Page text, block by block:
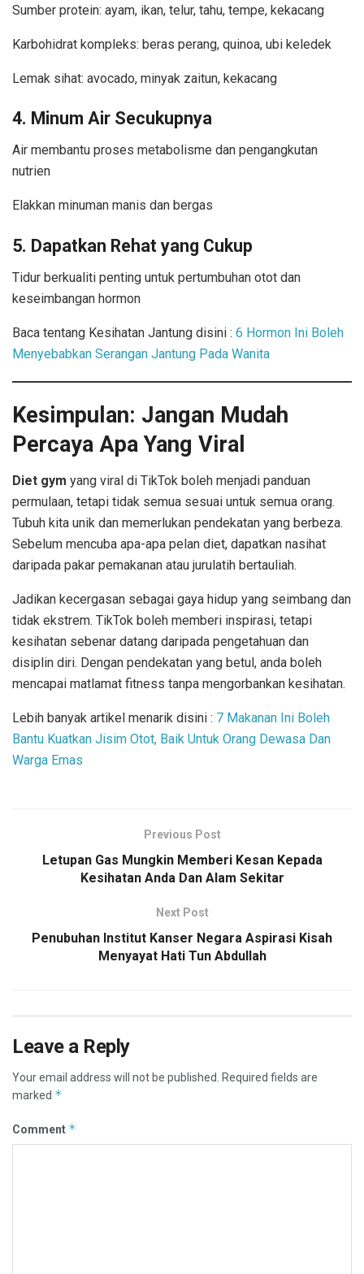
Sumber protein: ayam, ikan, telur, tahu, tempe, kekacang
Karbohidrat kompleks: beras perang, quinoa, ubi keledek
Lemak sihat: avocado, minyak zaitun, kekacang
4. Minum Air Secukupnya
Air membantu proses metabolisme dan pengangkutan
nutrien
Elakkan minuman manis dan bergas
5. Dapatkan Rehat yang Cukup
Tidur berkualiti penting untuk pertumbuhan otot dan
keseimbangan hormon
Baca tentang Kesihatan Jantung disini : 6 Hormon Ini Boleh
Menyebabkan Serangan Jantung Pada Wanita
Kesimpulan: Jangan Mudah
Percaya Apa Yang Viral
Diet gym yang viral di TikTok boleh menjadi panduan
permulaan, tetapi tidak semua sesuai untuk semua orang.
Tubuh kita unik dan memerlukan pendekatan yang berbeza.
Sebelum mencuba apa-apa pelan diet, dapatkan nasihat
daripada pakar pemakanan atau jurulatih bertauliah.
Jadikan kecergasan sebagai gaya hidup yang seimbang dan
tidak ekstrem. TikTok boleh memberi inspirasi, tetapi
kesihatan sebenar datang daripada pengetahuan dan
disiplin diri. Dengan pendekatan yang betul, anda boleh
mencapai matlamat fitness tanpa mengorbankan kesihatan.
Lebih banyak artikel menarik disini : 7 Makanan Ini Boleh
Bantu Kuatkan Jisim Otot, Baik Untuk Orang Dewasa Dan
Warga Emas
Previous Post
Letupan Gas Mungkin Memberi Kesan Kepada
Kesihatan Anda Dan Alam Sekitar
Next Post
Penubuhan Institut Kanser Negara Aspirasi Kisah
Menyayat Hati Tun Abdullah
Leave a Reply
Your email address will not be published.
Required fields are
marked *
Comment *